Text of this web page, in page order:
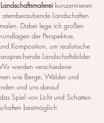
Landschaftsmalerei konzentrieren
Landschaften
Dabei lege ich großen
der Perspektive,
Komposition, um realistische
Landschaftsbilder
werden verschiedene
wie Berge, Wälder und
und uns darauf
Spiel von Licht und Schatten
bestmöglich